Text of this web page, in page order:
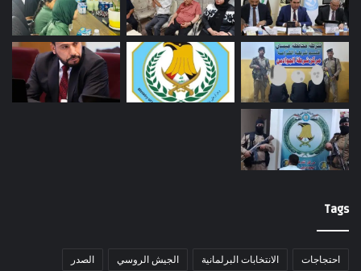
Tags
احتجاجات الانتخابات البرلمانية الجيش الروسي الصدر